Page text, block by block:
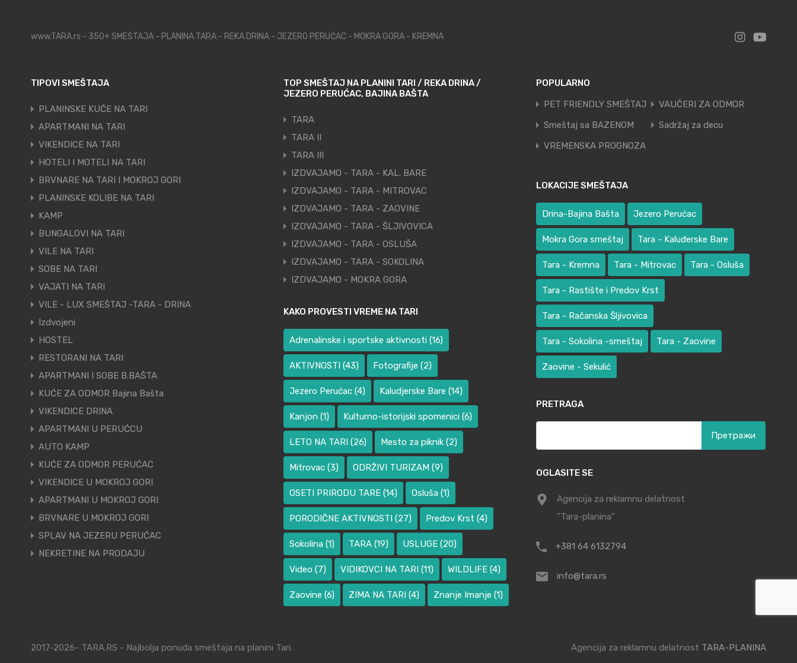
www.TARA.rs - 350+ SMEŠTAJA - PLANINA TARA - REKA DRINA - JEZERO PERUĆAC - MOKRA GORA - KREMNA
TIPOVI SMEŠTAJA
PLANINSKE KUĆE NA TARI
APARTMANI NA TARI
VIKENDICE NA TARI
HOTELI I MOTELI NA TARI
BRVNARE NA TARI I MOKROJ GORI
PLANINSKE KOLIBE NA TARI
KAMP
BUNGALOVI NA TARI
VILE NA TARI
SOBE NA TARI
VAJATI NA TARI
VILE - LUX SMEŠTAJ -TARA - DRINA
Izdvojeni
HOSTEL
RESTORANI NA TARI
APARTMANI I SOBE B.BAŠTA
KUĆE ZA ODMOR Bajina Bašta
VIKENDICE DRINA
APARTMANI U PERUĆCU
AUTO KAMP
KUĆE ZA ODMOR PERUĆAC
VIKENDICE U MOKROJ GORI
APARTMANI U MOKROJ GORI
BRVNARE U MOKROJ GORI
SPLAV NA JEZERU PERUĆAC
NEKRETINE NA PRODAJU
TOP SMEŠTAJ NA PLANINI TARI / REKA DRINA /
JEZERO PERUĆAC, BAJINA BAŠTA
TARA
TARA II
TARA III
IZDVAJAMO - TARA - KAL. BARE
IZDVAJAMO - TARA - MITROVAC
IZDVAJAMO - TARA - ZAOVINE
IZDVAJAMO - TARA - ŠLJIVOVICA
IZDVAJAMO - TARA - OSLUŠA
IZDVAJAMO - TARA - SOKOLINA
IZDVAJAMO - MOKRA GORA
KAKO PROVESTI VREME NA TARI
Adrenalinske i sportske aktivnosti (16)
AKTIVNOSTI (43) Fotografije (2)
Jezero Perućac (4) Kaludjerske Bare (14)
Kanjon (1) Kulturno-istorijski spomenici (6)
LETO NA TARI (26) Mesto za piknik (2)
Mitrovac (3) ODRŽIVI TURIZAM (9)
OSETI PRIRODU TARE (14) Osluša (1)
PORODIČNE AKTIVNOSTI (27) Predov Krst (4)
Sokolina (1) TARA (19) USLUGE (20)
Video (7) VIDIKOVCI NA TARI (11) WILDLIFE (4)
Zaovine (6) ZIMA NA TARI (4) Znanje Imanje (1)
POPULARNO
PET FRIENDLY SMEŠTAJ
VAUČERI ZA ODMOR
Smeštaj sa BAZENOM
Sadržaj za decu
VREMENSKA PROGNOZA
LOKACIJE SMEŠTAJA
Drina-Bajina Bašta Jezero Perućac
Mokra Gora smeštaj Tara - Kaluđerske Bare
Tara - Kremna Tara - Mitrovac Tara - Osluša
Tara - Rastište i Predov Krst
Tara - Račanska Šljivovica
Tara - Sokolina -smeštaj Tara - Zaovine
Zaovine - Sekulić
PRETRAGA
за:
OGLASITE SE
Agencija za reklamnu delatnost
"Tara-planina"
+381 64 6132794
info@tara.rs
2017-2026- TARA.RS - Najbolja ponuda smeštaja na planini Tari. Agencija za reklamnu delatnost TARA-PLANINA